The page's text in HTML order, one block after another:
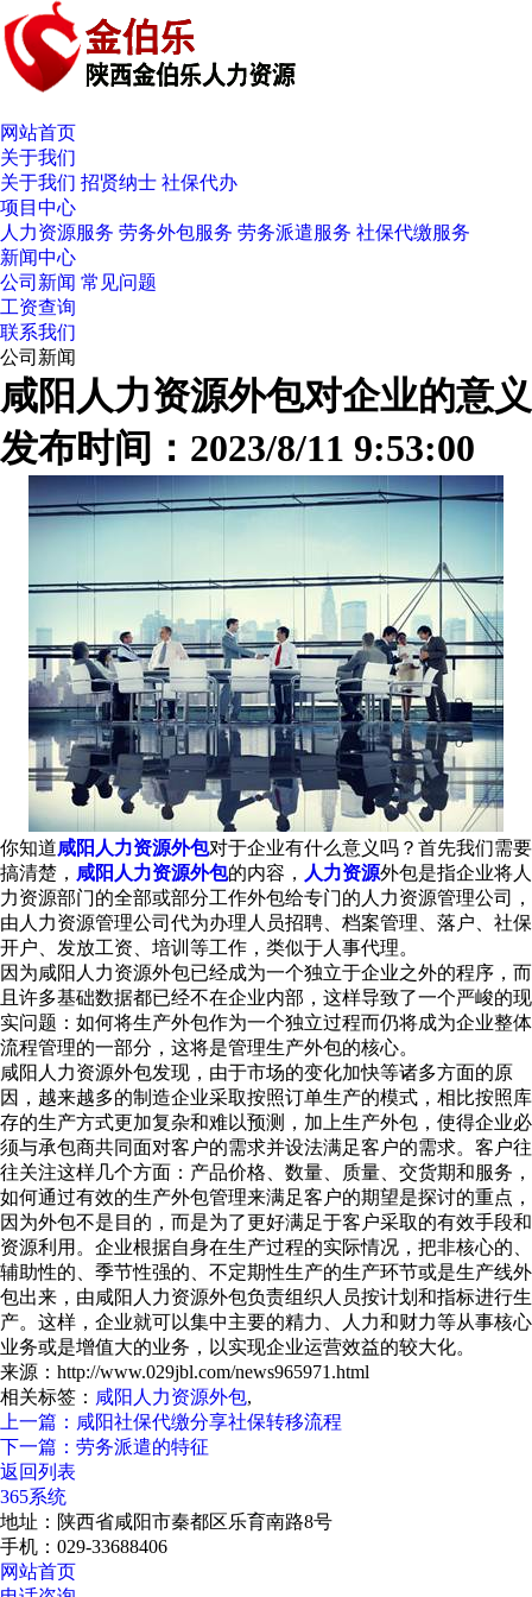
网站首页
关于我们
关于我们 招贤纳士 社保代办
项目中心
人力资源服务 劳务外包服务 劳务派遣服务 社保代缴服务
新闻中心
公司新闻 常见问题
工资查询
联系我们
公司新闻
咸阳人力资源外包对企业的意义
发布时间：2023/8/11 9:53:00
你知道咸阳人力资源外包对于企业有什么意义吗？首先我们需要
搞清楚， 咸阳人力资源外包的内容， 人力资源外包是指企业将人
力资源部门的全部或部分工作外包给专门的人力资源管理公司，
由人力资源管理公司代为办理人员招聘、档案管理、落户、社保
开户、发放工资、培训等工作，类似于人事代理。
因为咸阳人力资源外包已经成为一个独立于企业之外的程序，而
且许多基础数据都已经不在企业内部，这样导致了一个严峻的现
实问题：如何将生产外包作为一个独立过程而仍将成为企业整体
流程管理的一部分，这将是管理生产外包的核心。
咸阳人力资源外包发现，由于市场的变化加快等诸多方面的原
因，越来越多的制造企业采取按照订单生产的模式，相比按照库
存的生产方式更加复杂和难以预测，加上生产外包，使得企业必
须与承包商共同面对客户的需求并设法满足客户的需求。客户往
往关注这样几个方面：产品价格、数量、质量、交货期和服务，
如何通过有效的生产外包管理来满足客户的期望是探讨的重点，
因为外包不是目的，而是为了更好满足于客户采取的有效手段和
资源利用。企业根据自身在生产过程的实际情况，把非核心的、
辅助性的、季节性强的、不定期性生产的生产环节或是生产线外
包出来，由咸阳人力资源外包负责组织人员按计划和指标进行生
产。这样，企业就可以集中主要的精力、人力和财力等从事核心
业务或是增值大的业务，以实现企业运营效益的较大化。
来源：http://www.029jbl.com/news965971.html
相关标签： 咸阳人力资源外包,
上一篇：咸阳社保代缴分享社保转移流程
下一篇：劳务派遣的特征
返回列表
365系统
地址：陕西省咸阳市秦都区乐育南路8号
手机：029-33688406
网站首页